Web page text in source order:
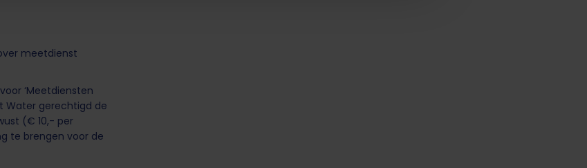
meetdienst
‘Meetdiensten
Water gerechtigd de
(€ 10,- per
te brengen voor de